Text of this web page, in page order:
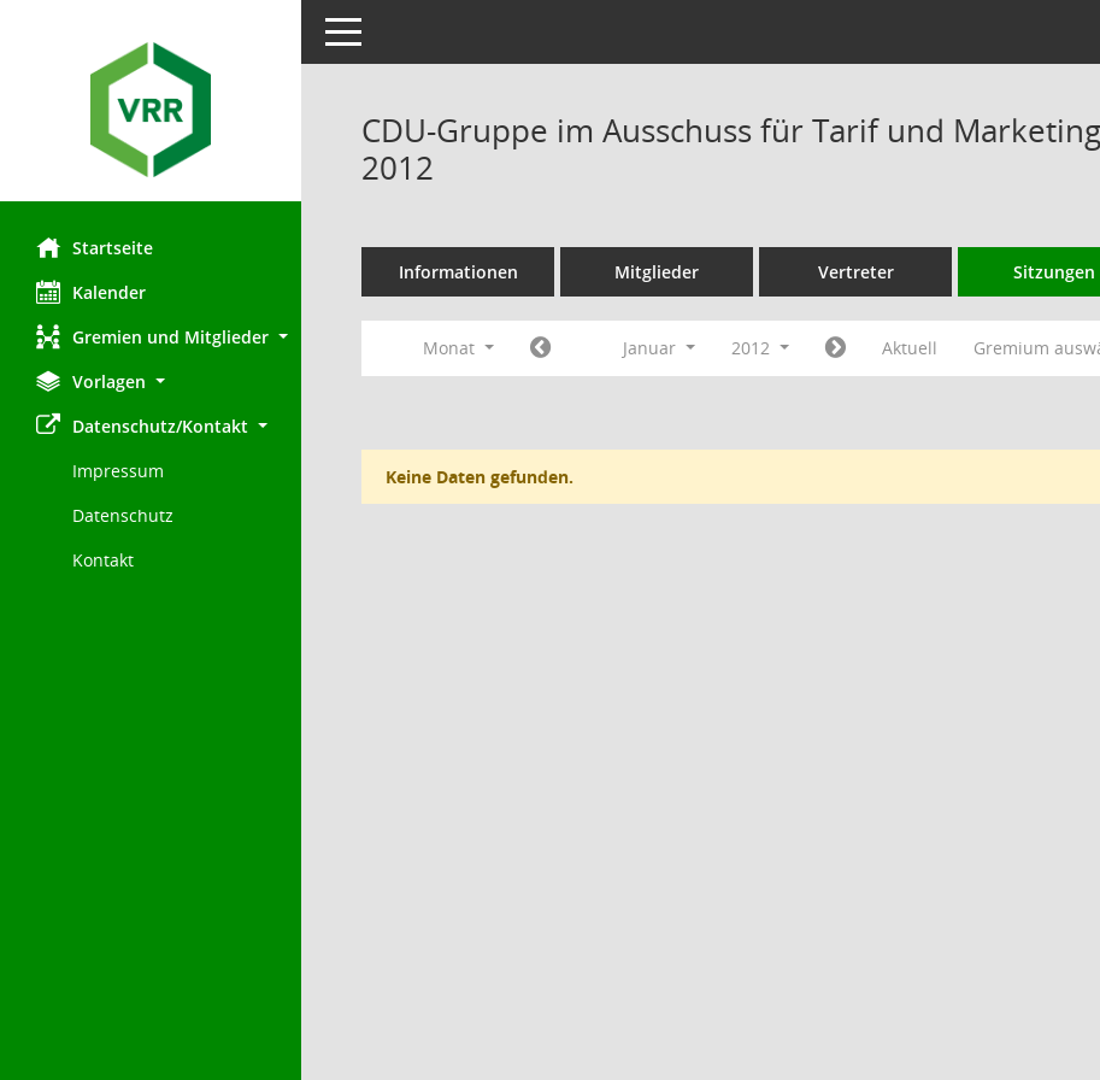
Startseite
Kalender
Gremien und Mitglieder
Vorlagen
Datenschutz/Kontakt
Impressum
Datenschutz
Kontakt
Toggle navigation
CDU-Gruppe im Ausschuss für Tarif und
2012
Informationen Mitglieder Vertreter Sitzungen
Monat Januar 2012 Aktuell Gremium
Keine Daten gefunden.